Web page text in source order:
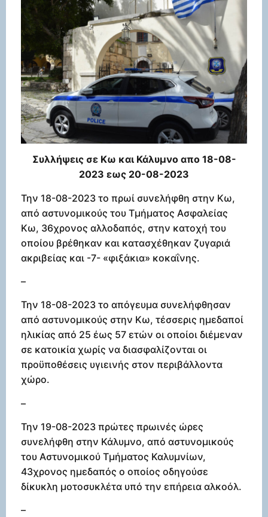
Συλλήψεις σε Κω και Κάλυμνο απο 18-08-
2023 εως 20-08-2023
Την 18-08-2023 το πρωί συνελήφθη στην Κω,
από αστυνομικούς του Τμήματος Ασφαλείας
Κω, 36χρονος αλλοδαπός, στην κατοχή του
οποίου βρέθηκαν και κατασχέθηκαν ζυγαριά
ακριβείας και -7- «φιξάκια» κοκαΐνης.
–
Την 18-08-2023 το απόγευμα συνελήφθησαν
από αστυνομικούς στην Κω, τέσσερις ημεδαποί
ηλικίας από 25 έως 57 ετών οι οποίοι διέμεναν
σε κατοικία χωρίς να διασφαλίζονται οι
προϋποθέσεις υγιεινής στον περιβάλλοντα
χώρο.
–
Την 19-08-2023 πρώτες πρωινές ώρες
συνελήφθη στην Κάλυμνο, από αστυνομικούς
του Αστυνομικού Τμήματος Καλυμνίων,
43χρονος ημεδαπός ο οποίος οδηγούσε
δίκυκλη μοτοσυκλέτα υπό την επήρεια αλκοόλ.
–